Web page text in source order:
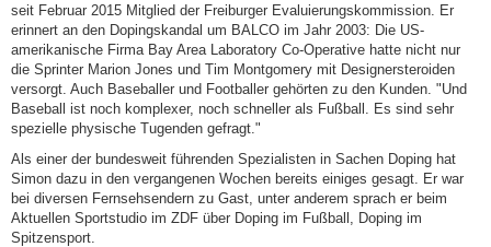
seit Februar 2015 Mitglied der Freiburger Evaluierungskommission. Er
erinnert an den Dopingskandal um BALCO im Jahr 2003: Die US-
amerikanische Firma Bay Area Laboratory Co-Operative hatte nicht nur
die Sprinter Marion Jones und Tim Montgomery mit Designersteroiden
versorgt. Auch Baseballer und Footballer gehörten zu den Kunden. "Und
Baseball ist noch komplexer, noch schneller als Fußball. Es sind sehr
spezielle physische Tugenden gefragt."
Als einer der bundesweit führenden Spezialisten in Sachen Doping hat
Simon dazu in den vergangenen Wochen bereits einiges gesagt. Er war
bei diversen Fernsehsendern zu Gast, unter anderem sprach er beim
Aktuellen Sportstudio im ZDF über Doping im Fußball, Doping im
Spitzensport.